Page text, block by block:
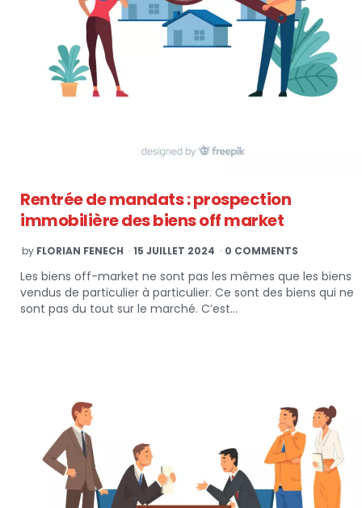
Rentrée de mandats : prospection
immobilière des biens off market
POSTED
BY
by FLORIAN FENECH 15 JUILLET 2024 0 COMMENTS
Les biens off-market ne sont pas les mêmes que les biens
vendus de particulier à particulier. Ce sont des biens qui ne
sont pas du tout sur le marché. C’est…